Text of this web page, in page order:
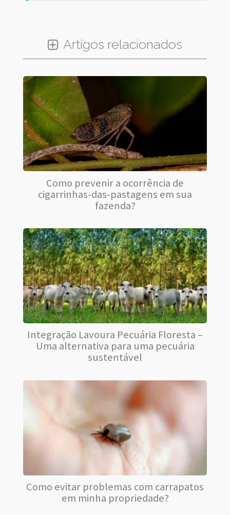
Artigos relacionados
Como prevenir a ocorrência de
cigarrinhas-das-pastagens em sua
fazenda?
Integração Lavoura Pecuária Floresta –
Uma alternativa para uma pecuária
sustentável
Como evitar problemas com carrapatos
em minha propriedade?